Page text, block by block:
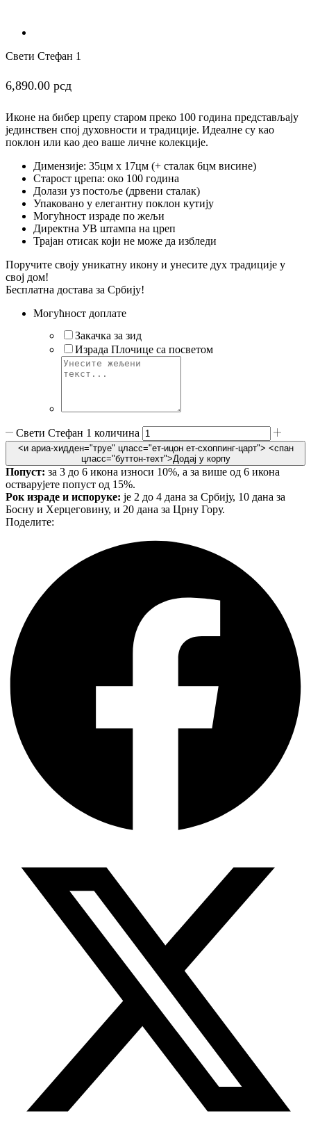
Свети Стефан 1
6,890.00 рсд
Иконе на бибер црепу старом преко 100 година представљају
јединствен спој духовности и традиције. Идеалне су као
поклон или као део ваше личне колекције.
Димензије: 35цм x 17цм (+ сталак 6цм висине)
Старост црепа: око 100 година
Долази уз постоље (дрвени сталак)
Упаковано у елегантну поклон кутију
Могућност израде по жељи
Директна УВ штампа на цреп
Трајан отисак који не може да избледи
Поручите своју уникатну икону и унесите дух традиције у
свој дом!
Бесплатна достава за Србију!
Могућност доплате
Закачка за зид
Израда Плочице са посветом
Свети Стефан 1 количина
<и ариа-хидден="труе" цласс="ет-ицон ет-схоппинг-царт">
цласс="буттон-теxт">Додај у корпу
Попуст: за 3 до 6 икона износи 10%, а за више од 6 икона
остварујете попуст од 15%.
Рок израде и испоруке: је 2 до 4 дана за Србију, 10 дана за
Босну и Херцеговину, и 20 дана за Црну Гору.
Поделите: